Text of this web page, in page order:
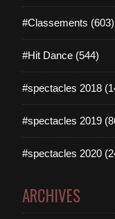
#Classements (603)
#Hit Dance (544)
#spectacles 2018
#spectacles 2019
#spectacles 2020
ARCHIVES